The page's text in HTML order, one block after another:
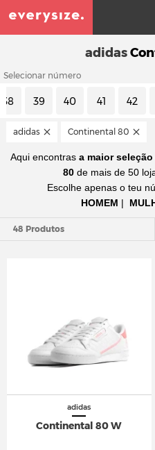
adidas
Selecionar número
38 39 40 41 42
adidas Continental 80
Aqui encontras a maior
80de mais de 50
Escolhe apenas o teu
HOMEM |
48 Produtos
adidas
Continental 80 W